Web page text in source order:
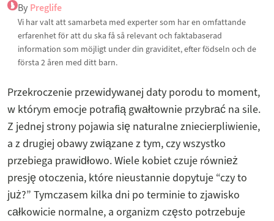
By Preglife
Vi har valt att samarbeta med experter som har en omfattande
erfarenhet för att du ska få så relevant och faktabaserad
information som möjligt under din graviditet, efter födseln och de
första 2 åren med ditt barn.
Przekroczenie przewidywanej daty porodu to moment,
w którym emocje potrafią gwałtownie przybrać na sile.
Z jednej strony pojawia się naturalne zniecierpliwienie,
a z drugiej obawy związane z tym, czy wszystko
przebiega prawidłowo. Wiele kobiet czuje również
presję otoczenia, które nieustannie dopytuje “czy to
już?” Tymczasem kilka dni po terminie to zjawisko
całkowicie normalne, a organizm często potrzebuje